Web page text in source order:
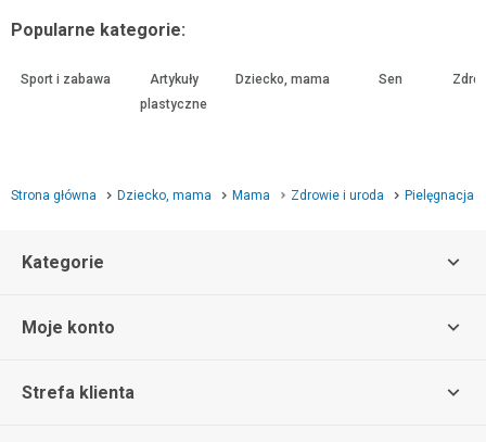
Popularne kategorie:
Sport i zabawa
Artykuły
plastyczne
Dziecko, mama Sen
Strona główna Dziecko, mama Mama Zdrowie i uroda Pielęgnacja
Kategorie
Moje konto
Strefa klienta